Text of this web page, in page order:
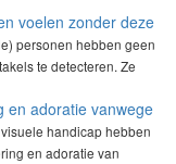
voelen zonder deze
personen hebben geen
te detecteren. Ze
en adoratie vanwege
handicap hebben
en adoratie van